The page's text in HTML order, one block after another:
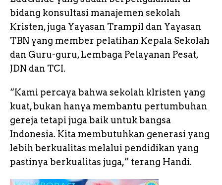
bidang konsultasi manajemen sekolah
Kristen, juga Yayasan Trampil dan Yayasan
TBN yang member pelatihan Kepala Sekolah
dan Guru-guru, Lembaga Pelayanan Pesat,
JDN dan TCI.
“Kami percaya bahwa sekolah klristen yang
kuat, bukan hanya membantu pertumbuhan
gereja tetapi juga baik untuk bangsa
Indonesia. Kita membutuhkan generasi yang
lebih berkualitas melalui pendidikan yang
pastinya berkualitas juga,” terang Handi.